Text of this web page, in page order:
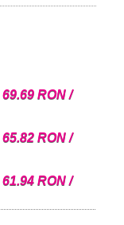
69.69 RON /
65.82 RON /
61.94 RON /